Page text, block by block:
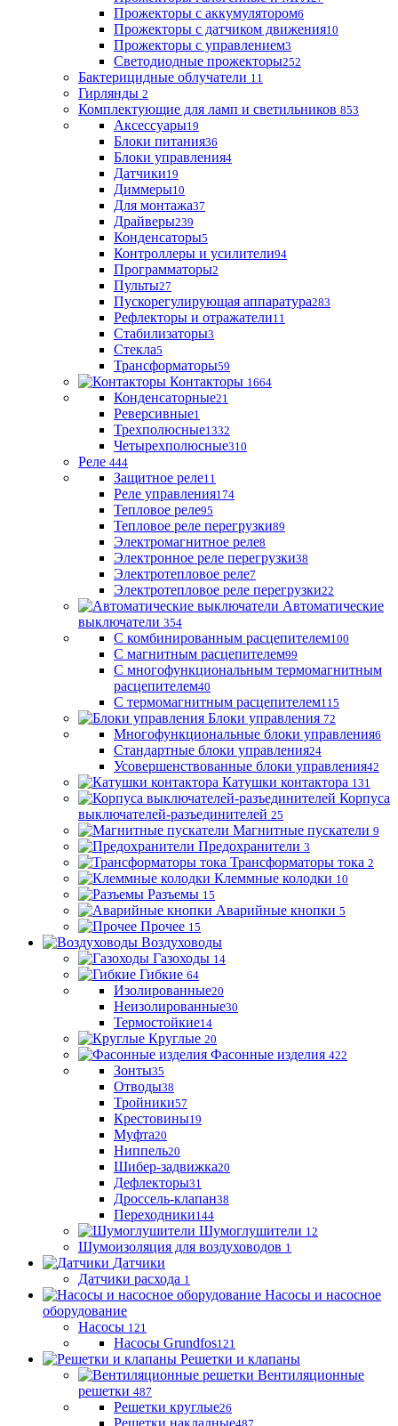
Прожекторы с аккумулятором6
Прожекторы с датчиком движения10
Прожекторы с управлением3
Светодиодные прожекторы252
Бактерицидные облучатели 11
Гирлянды 2
Комплектующие для ламп и светильников 853
Аксессуары19
Блоки питания36
Блоки управления4
Датчики19
Диммеры10
Для монтажа37
Драйверы239
Конденсаторы5
Контроллеры и усилители94
Программаторы2
Пульты27
Пускорегулирующая аппаратура283
Рефлекторы и отражатели11
Стабилизаторы3
Стекла5
Трансформаторы59
Контакторы 1664
Конденсаторные21
Реверсивные1
Трехполюсные1332
Четырехполюсные310
Реле 444
Защитное реле11
Реле управления174
Тепловое реле95
Тепловое реле перегрузки89
Электромагнитное реле8
Электронное реле перегрузки38
Электротепловое реле7
Электротепловое реле перегрузки22
Автоматические
выключатели 354
С комбинированным расцепителем100
С магнитным расцепителем99
С многофункциональным термомагнитным
расцепителем40
С термомагнитным расцепителем115
Блоки управления 72
Многофункциональные блоки управления6
Стандартные блоки управления24
Усовершенствованные блоки управления42
Катушки контактора 131
Корпуса
выключателей-разъединителей 25
Магнитные пускатели 9
Предохранители 3
Трансформаторы тока 2
Клеммные колодки 10
Разъемы 15
Аварийные кнопки 5
Прочее 15
Воздуховоды
Газоходы 14
Гибкие 64
Изолированные20
Неизолированные30
Термостойкие14
Круглые 20
Фасонные изделия 422
Зонты35
Отводы38
Тройники57
Крестовины19
Муфта20
Ниппель20
Шибер-задвижка20
Дефлекторы31
Дроссель-клапан38
Переходники144
Шумоглушители 12
Шумоизоляция для воздуховодов 1
Датчики
Датчики расхода 1
Насосы и насосное
оборудование
Насосы 121
Насосы Grundfos121
Решетки и клапаны
Вентиляционные
решетки 487
Решетки круглые26
Решетки накладные